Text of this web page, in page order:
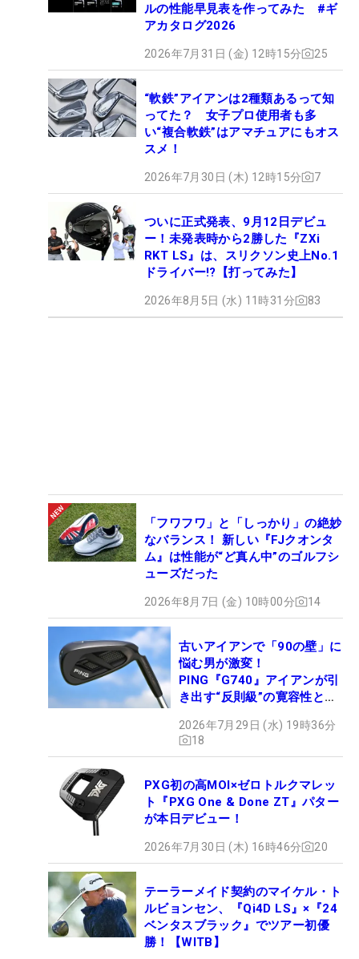
ルの性能早見表を作ってみた #ギ
アカタログ2026
2026年7月31日 (金) 12時15分 25
“軟鉄”アイアンは2種類あるって知
ってた？ 女子プロ使用者も多
い“複合軟鉄”はアマチュアにもオス
スメ！
2026年7月30日 (木) 12時15分 7
ついに正式発表、9月12日デビュ
ー！未発表時から2勝した『ZXi
RKT LS』は、スリクソン史上No.1
ドライバー!?【打ってみた】
2026年8月5日 (水) 11時31分 83
「フワフワ」と「しっかり」の絶妙
なバランス！ 新しい『FJクオンタ
ム』は性能が“ど真ん中”のゴルフシ
ューズだった
2026年8月7日 (金) 10時00分 14
古いアイアンで「90の壁」に
悩む男が激変！
PING『G740』アイアンが引
き出す“反則級”の寛容性と飛
2026年7月29日 (水) 19時36分
18
PXG初の高MOI×ゼロトルクマレッ
ト『PXG One & Done ZT』パター
が本日デビュー！
2026年7月30日 (木) 16時46分 20
テーラーメイド契約のマイケル・ト
ルビョンセン、『Qi4D LS』×『24
ベンタスブラック』でツアー初優
勝！【WITB】